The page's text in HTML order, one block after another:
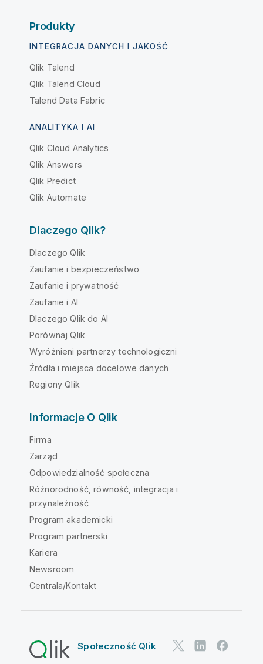
Produkty
INTEGRACJA DANYCH I JAKOŚĆ
Qlik Talend
Qlik Talend Cloud
Talend Data Fabric
ANALITYKA I AI
Qlik Cloud Analytics
Qlik Answers
Qlik Predict
Qlik Automate
Dlaczego Qlik?
Dlaczego Qlik
Zaufanie i bezpieczeństwo
Zaufanie i prywatność
Zaufanie i AI
Dlaczego Qlik do AI
Porównaj Qlik
Wyróżnieni partnerzy technologiczni
Źródła i miejsca docelowe danych
Regiony Qlik
Informacje O Qlik
Firma
Zarząd
Odpowiedzialność społeczna
Różnorodność, równość, integracja i
przynależność
Program akademicki
Program partnerski
Kariera
Newsroom
Centrala/Kontakt
Społeczność Qlik